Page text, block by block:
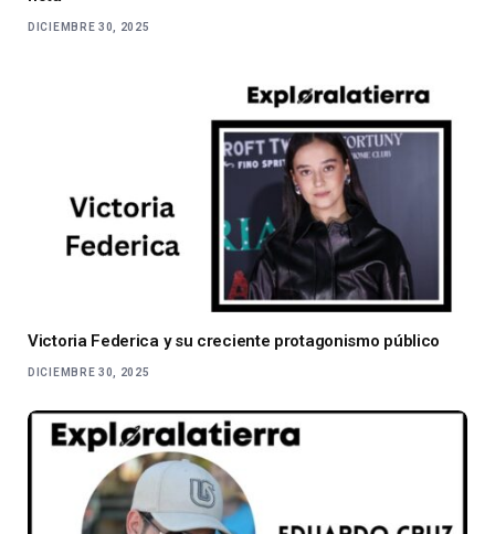
DICIEMBRE 30, 2025
Victoria Federica y su creciente protagonismo público
DICIEMBRE 30, 2025